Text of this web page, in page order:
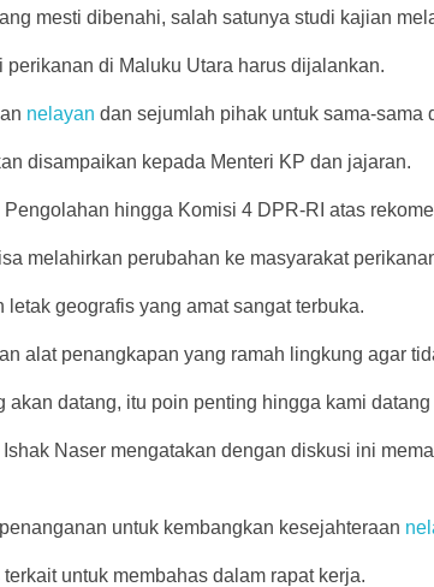
mesti dibenahi, salah satunya studi kajian
di Maluku Utara harus dijalankan.
nelayan dan sejumlah pihak untuk sama-sama
disampaikan kepada Menteri KP dan jajaran.
hingga Komisi 4 DPR-RI atas
melahirkan perubahan ke masyarakat
letak geografis yang amat sangat terbuka.
alat penangkapan yang ramah lingkung agar
datang, itu poin penting hingga kami
Naser mengatakan dengan diskusi ini
untuk kembangkan kesejahteraan
untuk membahas dalam rapat kerja.